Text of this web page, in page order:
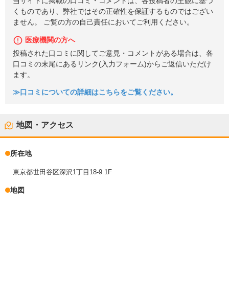
くものであり、弊社ではその正確性を保証するものではござい
ません。 ご覧の方の自己責任においてご利用ください。
医療機関の方へ
投稿された口コミに関してご意見・コメントがある場合は、各
口コミの末尾にあるリンク(入力フォーム)からご返信いただけ
ます。
≫口コミについての詳細はこちらをご覧ください。
地図・アクセス
所在地
東京都世田谷区深沢1丁目18-9 1F
地図